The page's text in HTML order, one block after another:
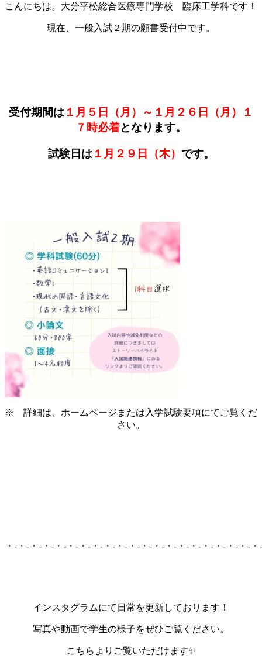
こんにちは。大分平松総合医療専門学校 臨床工学科です！
現在、一般入試２期の願書受付中です。
受付期間は １月５日（月）～１月２６日（月）１
７時必着となります。
試験日は １月２９日（木） です。
※ 詳細は、ホームページまたは入学試験要項にてご覧くだ
さい。
・-・-・-・-・-・-・-・-・-・-・-・-・-・-・-・-・-・-・-・-
インスタグラムにて日常を更新しております！
写真や動画で学生の様子をぜひご覧ください。
こちらよりご覧いただけます✨